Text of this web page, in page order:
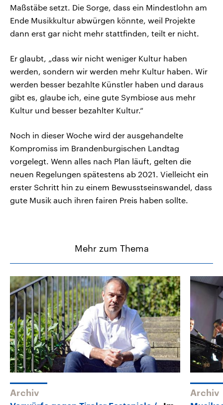
Maßstäbe setzt. Die Sorge, dass ein Mindestlohn am
Ende Musikkultur abwürgen könnte, weil Projekte
dann erst gar nicht mehr stattfinden, teilt er nicht.
Er glaubt, „dass wir nicht weniger Kultur haben
werden, sondern wir werden mehr Kultur haben. Wir
werden besser bezahlte Künstler haben und daraus
gibt es, glaube ich, eine gute Symbiose aus mehr
Kultur und besser bezahlter Kultur.“
Noch in dieser Woche wird der ausgehandelte
Kompromiss im Brandenburgischen Landtag
vorgelegt. Wenn alles nach Plan läuft, gelten die
neuen Regelungen spätestens ab 2021. Vielleicht ein
erster Schritt hin zu einem Bewusstseinswandel, dass
gute Musik auch ihren fairen Preis haben sollte.
Mehr zum Thema
Archiv Archiv